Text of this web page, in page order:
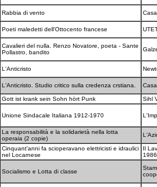
Rabbia di vento
Poeti maledetti dell'Ottocento francese
Cavalieri del nulla. Renzo Novatore, poeta - Sante
Pollastro, bandito
L'Anticristo
L'Anticristo. Studio critico sulla credenza crstiana.
Gott ist krank sein Sohn hört Punk Sihl
Unione Sindacale Italiana 1912-1970
La responsabilità e la solidarietà nella lotta
operaia (2 copie)
Cinquant'anni fa scioperavano elettricisti e idraulici
nel Locarnese
Il
Socialismo e Lotta di classe